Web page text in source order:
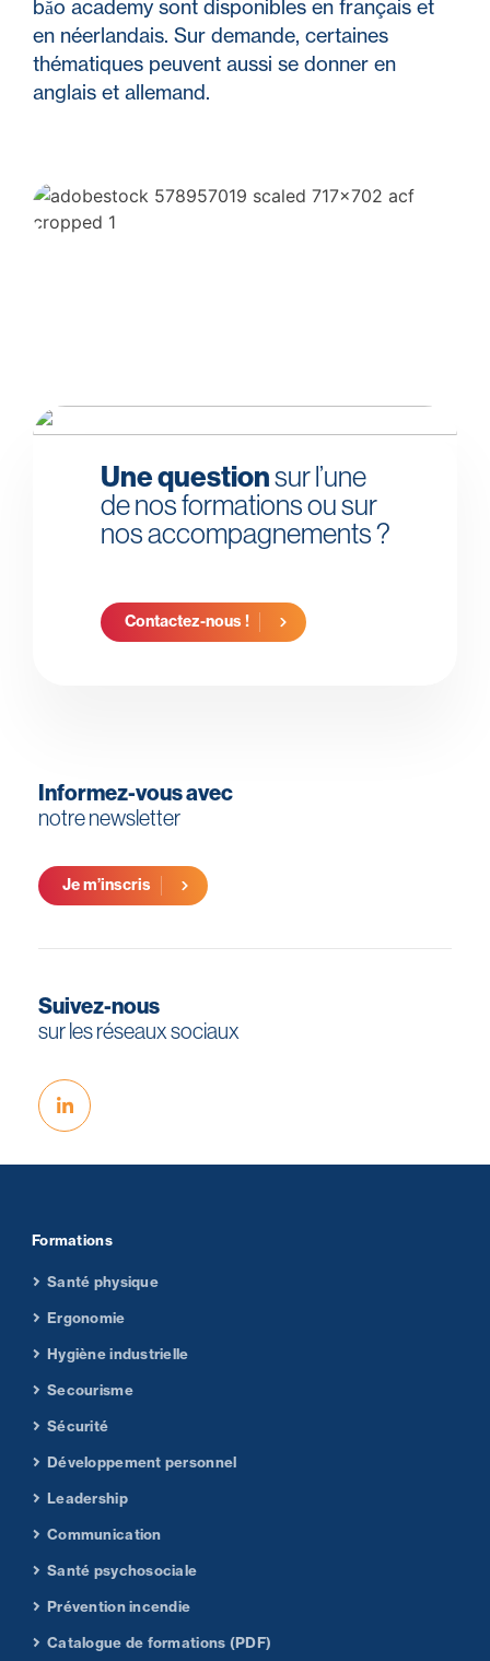
băo academy sont disponibles en français et
en néerlandais. Sur demande, certaines
thématiques peuvent aussi se donner en
anglais et allemand.
Une questionsur l’une
de nos formations ou sur
nos accompagnements ?
Contactez-nous !
Informez-vous avec
notre newsletter
Je m’inscris
Suivez-nous
sur les réseaux sociaux
Formations
Santé physique
Ergonomie
Hygiène industrielle
Secourisme
Sécurité
Développement personnel
Leadership
Communication
Santé psychosociale
Prévention incendie
Catalogue de formations (PDF)